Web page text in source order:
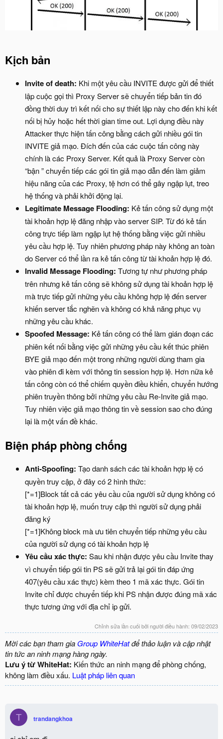
Kịch bản
Invite of death: Khi một yêu cầu INVITE được gửi để thiết
lập cuộc gọi thì Proxy Server sẽ chuyển tiếp bản tin đó
đồng thời duy trì kết nối cho sự thiết lập này cho đến khi kết
nối bị hủy hoặc hết thời gian time out. Lợi dụng điều này
Attacker thực hiện tấn công bằng cách gửi nhiều gói tin
INVITE giả mạo. Đích đến của các cuộc tấn công này
chính là các Proxy Server. Kết quả là Proxy Server còn
“bận ” chuyển tiếp các gói tin giả mạo dẫn đến làm giảm
hiệu năng của các Proxy, tệ hơn có thể gây ngập lụt, treo
hệ thống và phải khởi động lại.
Legitimate Message Flooding: Kẻ tấn công sử dụng một
tài khoản hợp lệ đăng nhập vào server SIP. Từ đó kẻ tấn
công trực tiếp làm ngập lụt hệ thống bằng việc gửi nhiều
yêu cầu hợp lệ. Tuy nhiên phương pháp này không an toàn
do Server có thể lần ra kẻ tấn công từ tài khoản hợp lệ đó.
Invalid Message Flooding: Tương tự như phương pháp
trên nhưng kẻ tấn công sẽ không sử dụng tài khoản hợp lệ
mà trực tiếp gửi những yêu cầu không hợp lệ đến server
khiến server tắc nghẽn và không có khả năng phục vụ
những yêu cầu khác.
Spoofed Message: Kẻ tấn công có thể làm gián đoạn các
phiên kết nối bằng việc gửi những yêu cầu kết thúc phiên
BYE giả mạo đến một trong những người dùng tham gia
vào phiên đi kèm với thông tin session hợp lệ. Hơn nữa kẻ
tấn công còn có thể chiếm quyền điều khiển, chuyển hướng
phiên truyền thông bởi những yêu cầu Re-Invite giả mạo.
Tuy nhiên việc giả mạo thông tin về session sao cho đúng
lại là một vấn đề khác.
Biện pháp phòng chống
Anti-Spoofing: Tạo danh sách các tài khoản hợp lệ có
quyền truy cập, ở đây có 2 hình thức:
[*=1]Block tất cả các yêu cầu của người sử dụng không có
tài khoản hợp lệ, muốn truy cập thì người sử dụng phải
đăng ký
[*=1]Không block mà ưu tiên chuyển tiếp những yêu cầu
của người sử dụng có tài khoản hợp lệ
Yêu cầu xác thực: Sau khi nhận được yêu cầu Invite thay
vì chuyển tiếp gói tin PS sẽ gửi trả lại gói tin đáp ứng
407(yêu cầu xác thực) kèm theo 1 mã xác thực. Gói tin
Invite chỉ được chuyển tiếp khi PS nhận được đúng mã xác
thực tương ứng với địa chỉ ip gửi.
Chỉnh sửa lần cuối bởi người điều hành: 09/02/2023
Mời các bạn tham gia Group WhiteHatđể thảo luận và cập nhật
tin tức an ninh mạng hàng ngày.
Lưu ý từ WhiteHat: Kiến thức an ninh mạng để phòng chống,
không làm điều xấu. Luật pháp liên quan
T trandangkhoa